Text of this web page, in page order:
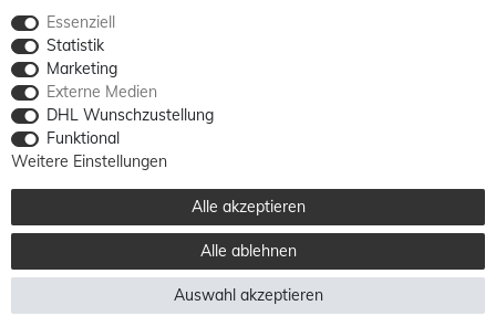
Alle Preise sind inkl. MwSt. / **Kostenloser Versand innerhalb Deutschlands möglich.
Versandkosten in andere Länder finden Siehier
Essenziell
Statistik
Marketing
Externe Medien
DHL Wunschzustellung
Funktional
Weitere Einstellungen
Alle akzeptieren
Alle ablehnen
Auswahl akzeptieren